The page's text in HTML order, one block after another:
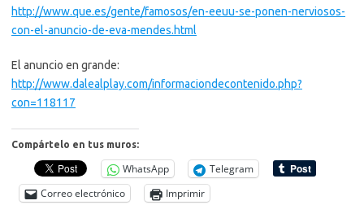
http://www.que.es/gente/famosos/en-eeuu-se-ponen-nerviosos-
con-el-anuncio-de-eva-mendes.html
El anuncio en grande:
http://www.dalealplay.com/informaciondecontenido.php?
con=118117
Compártelo en tus muros:
WhatsApp
Telegram
Correo electrónico
Imprimir